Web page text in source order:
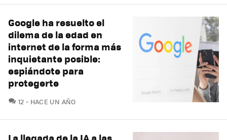
Google ha resuelto el
dilema de la edad en
internet de la forma más
inquietante posible:
espiándote para
protegerte
12 COMENTARIOS
HACE UN AÑO